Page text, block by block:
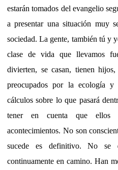
estarán tomados del evangelio
a presentar una situación muy
sociedad. La gente, también tú y
clase de vida que llevamos
divierten, se casan, tienen
preocupados por la ecología
cálculos sobre lo que pasará
tener en cuenta que ellos
acontecimientos. No son
sucede es definitivo. No se
continuamente en camino. Han